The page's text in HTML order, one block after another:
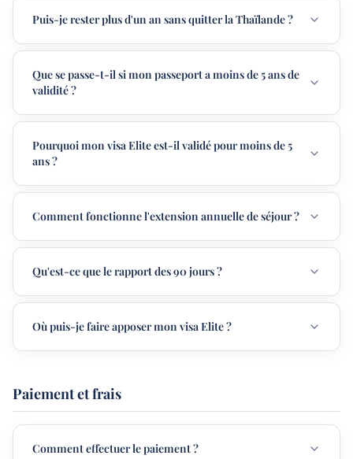
Puis-je rester plus d'un an sans quitter la Thaïlande ?
Que se passe-t-il si mon passeport a moins de 5 ans de
validité ?
Pourquoi mon visa Elite est-il validé pour moins de 5
ans ?
Comment fonctionne l'extension annuelle de séjour ?
Qu'est-ce que le rapport des 90 jours ?
Où puis-je faire apposer mon visa Elite ?
Paiement et frais
Comment effectuer le paiement ?